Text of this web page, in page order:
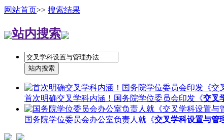
网站首页>> 搜索结果
站内搜索
首次明确交叉学科内涵！国务院学位委员会印发《交叉
国务院学位委员会办公室负责人就《交叉学科设置与管